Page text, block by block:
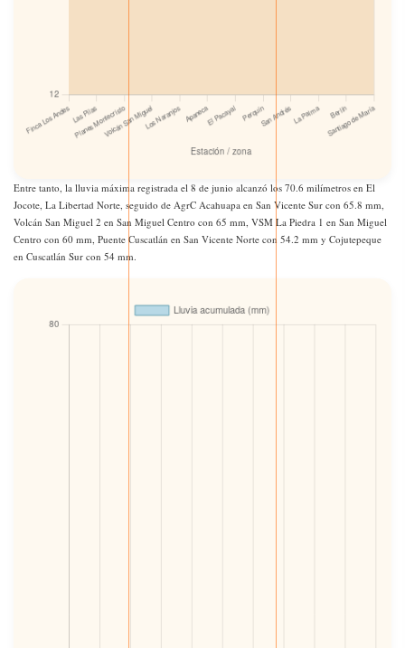
Entre tanto, la lluvia máxima registrada el 8 de junio alcanzó los 70.6 milímetros en El
Jocote, La Libertad Norte, seguido de AgrC Acahuapa en San Vicente Sur con 65.8 mm,
Volcán San Miguel 2 en San Miguel Centro con 65 mm, VSM La Piedra 1 en San Miguel
Centro con 60 mm, Puente Cuscatlán en San Vicente Norte con 54.2 mm y Cojutepeque
en Cuscatlán Sur con 54 mm.